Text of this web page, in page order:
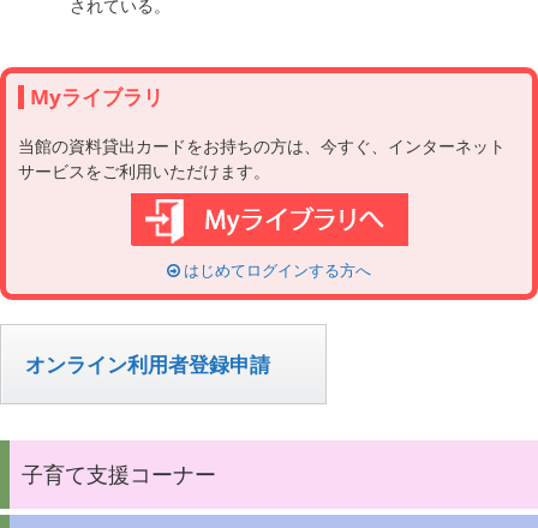
Myライブラリ
当館の資料貸出カードをお持ちの方は、今すぐ、インターネット
サービスをご利用いただけます。
はじめてログインする方へ
オンライン利用者登録申請
子育て支援コーナー